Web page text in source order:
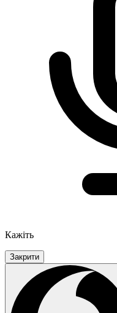
Кажіть
Закрити